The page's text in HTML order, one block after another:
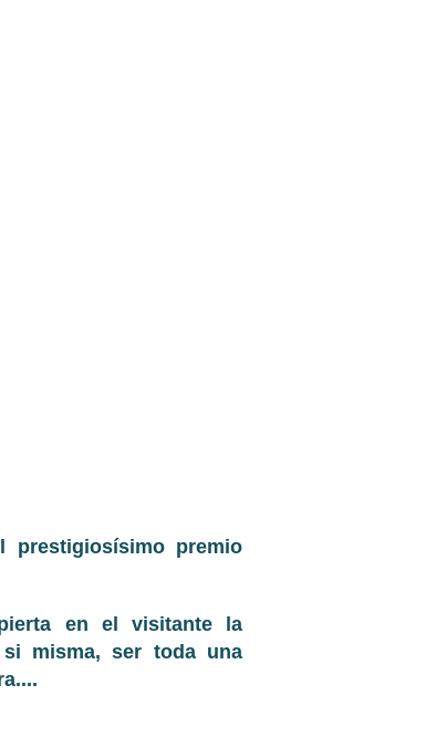
prestigiosísimo premio
en el visitante la
misma, ser toda una